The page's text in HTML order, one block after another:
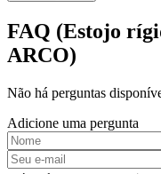
FAQ (Estojo
ARCO)
Não há perguntas
Adicione uma pergunta